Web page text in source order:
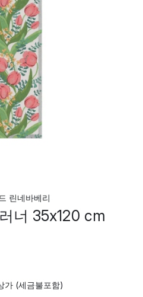
린네바베리
너 35x120 cm
가 (세금불포함)